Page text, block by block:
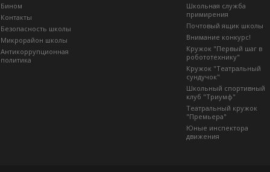
Бином
Контакты
Безопасность школы
Микрорайон школы
Антикоррупционная
политика
Школьная служба
примирения
Почтовый ящик школы
Внимание конкурс!
Кружок "Первый шаг в
робототехнику"
Кружок "Театральный
сундучок"
Школьный спортивный
клуб "Триумф"
Театральный кружок
"Премьера"
Юные инспектора
движения